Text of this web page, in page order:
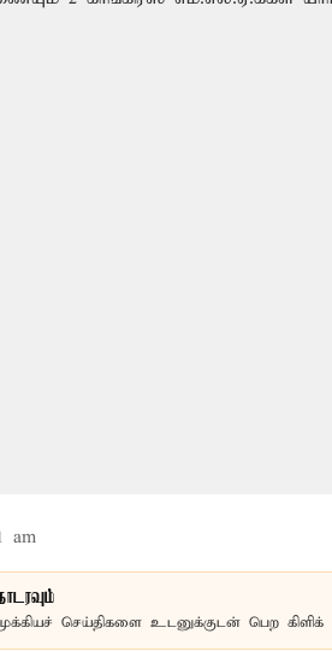
am
செய்திகளை உடனுக்குடன் பெற கிளிக்